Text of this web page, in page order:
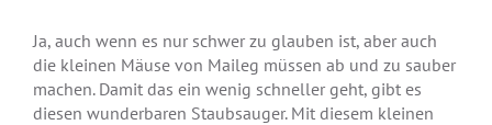
Ja, auch wenn es nur schwer zu glauben ist, aber auch
die kleinen Mäuse von Maileg müssen ab und zu sauber
machen. Damit das ein wenig schneller geht, gibt es
diesen wunderbaren Staubsauger. Mit diesem kleinen